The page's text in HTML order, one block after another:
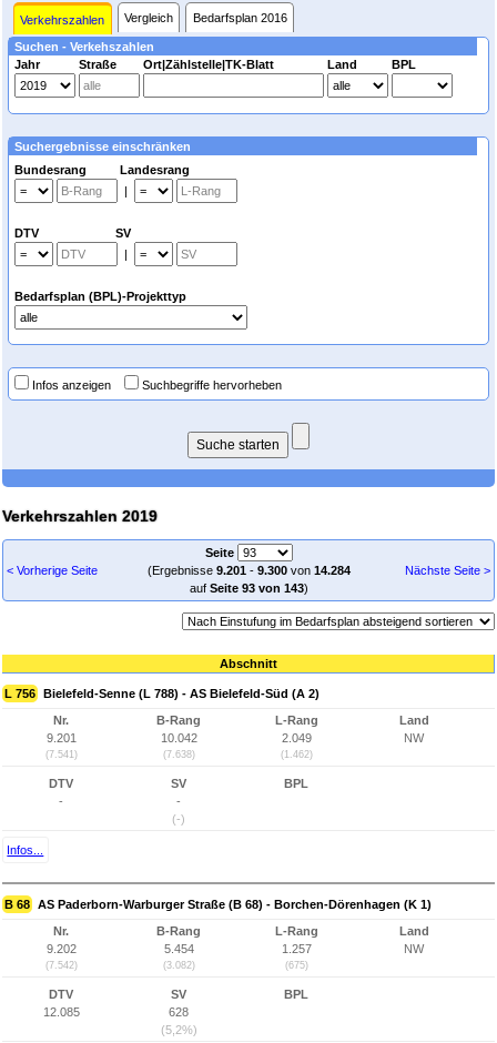
Verkehrszahlen Vergleich Bedarfsplan 2016
Suchen - Verkehszahlen
Jahr
Straße Ort|Zählstelle|TK-Blatt Land BPL
Suchergebnisse einschränken
Bundesrang Landesrang
|
DTV SV
|
Bedarfsplan (BPL)-Projekttyp
Infos anzeigen Suchbegriffe hervorheben
Verkehrszahlen 2019
< Vorherige Seite
Seite
(Ergebnisse 9.201- 9.300von 14.284
auf Seite 93 von 143)
Nächste Seite >
Abschnitt
L 756 Bielefeld-Senne (L 788) - AS Bielefeld-Süd (A 2)
Nr.
9.201
(7.541)
B-Rang
10.042
(7.638)
L-Rang
2.049
(1.462)
Land
NW
DTV
-
SV
-
(-)
BPL
Infos...
B 68 AS Paderborn-Warburger Straße (B 68) - Borchen-Dörenhagen (K 1)
Nr.
9.202
(7.542)
B-Rang
5.454
(3.082)
L-Rang
1.257
(675)
Land
NW
DTV
12.085
SV
628
(5,2%)
BPL